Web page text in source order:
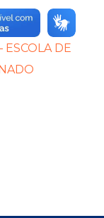
ESCOLA DE